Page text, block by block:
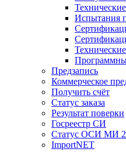
Испытания
Предзапись
Коммерческое
Получить счёт
Статус заказа
Результат поверки
Госреестр СИ
Статус ОСИ МИ
ImportNET